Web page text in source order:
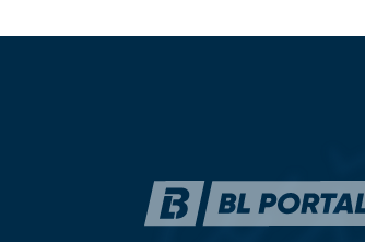
simbolizuju oči na ikoni